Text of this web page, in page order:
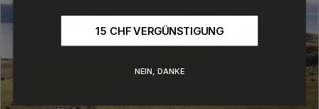
15 CHF VERGÜNSTIGUNG
NEIN, DANKE